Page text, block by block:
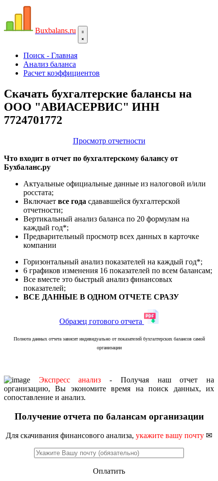
Buxbalans.ru
Поиск - Главная
Анализ баланса
Расчет коэффициентов
Скачать бухгалтерские балансы на
ООО "АВИАСЕРВИС" ИНН
7724701772
Просмотр отчетности
Что входит в отчет по бухгалтерскому балансу от
Бухбаланс.ру
Актуальные официальные данные из налоговой и/или
росстата;
Включает все года сдававшейся бухгалтерской
отчетности;
Вертикальный анализ баланса по 20 формулам на
каждый год*;
Предварительный просмотр всех данных в карточке
компании
Горизонтальный анализ показателей на каждый год*;
6 графиков изменения 16 показателей по всем балансам;
Все вместе это быстрый анализ финансовых
показателей;
ВСЕ ДАННЫЕ В ОДНОМ ОТЧЕТЕ СРАЗУ
Образец готового отчета
Полнота данных отчета зависит индивидуально от показателей бухгалтерских балансов самой
организации
Экспресс анализ - Получая наш отчет на
организацию, Вы экономите время на поиск данных, их
сопоставление и анализ.
Получение отчета по балансам организации
Для скачивания финансового анализа, укажите вашу почту ✉
Оплатить